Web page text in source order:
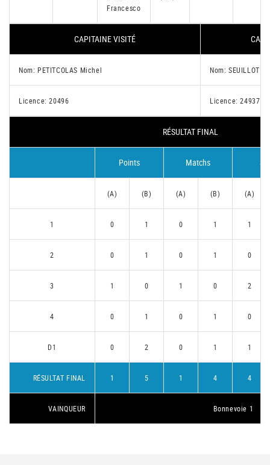
Francesco
CAPITAINE VISITÉ
Nom: PETITCOLAS Michel Nom: SEUILLOT
Licence: 20496 Licence: 24937
RÉSULTAT FINAL
Points Matchs
(A) (B) (A) (B) (A)
1 0 1 0 1 1
2 0 1 0 1 0
3 1 0 1 0 2
4 0 1 0 1 0
D1 0 2 0 1 1
RÉSULTAT FINAL 1 5 1 4 4
VAINQUEUR Bonnevoie 1